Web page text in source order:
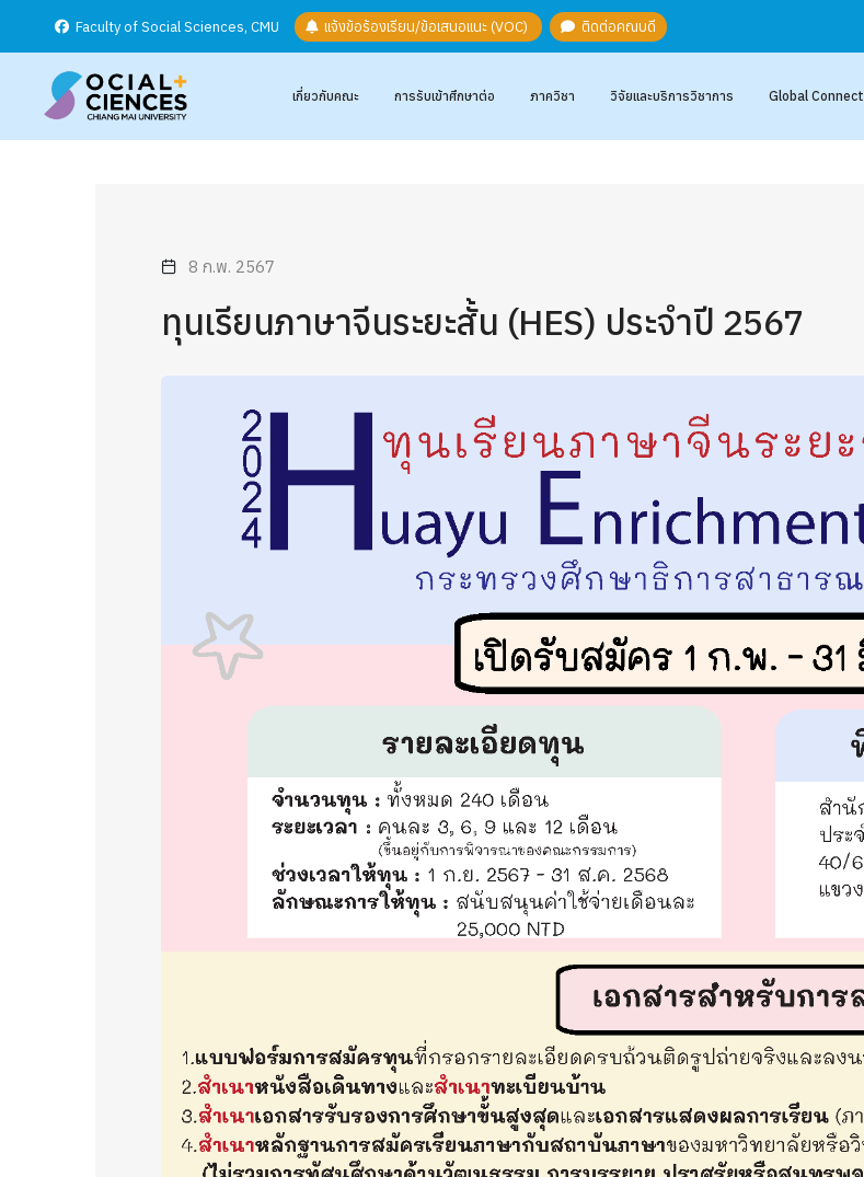
Faculty of Social Sciences, CMU แจ้งข้อร้องเรียน/ข้อเสนอแนะ (VOC) ติดต่อคณบดี
เกี่ยวกับคณะ การรับเข้าศึกษาต่อ ภาควิชา วิจัยและบริการวิชาการ Global Connect
8 ก.พ. 2567
ทุนเรียนภาษาจีนระยะสั้น (HES) ประจำปี 2567